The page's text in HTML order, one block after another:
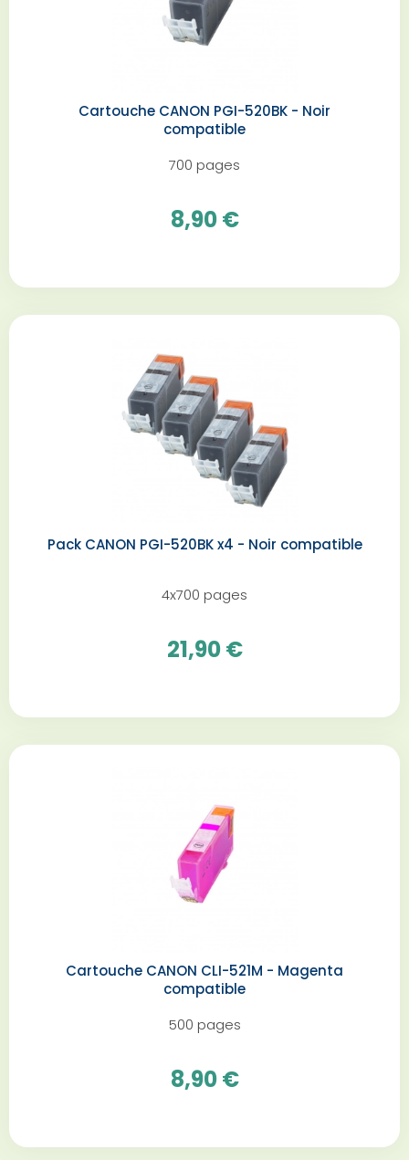
Cartouche CANON PGI-520BK - Noir
compatible
700 pages
8,90 €
Pack CANON PGI-520BK x4 - Noir compatible
4x700 pages
21,90 €
Cartouche CANON CLI-521M - Magenta
compatible
500 pages
8,90 €